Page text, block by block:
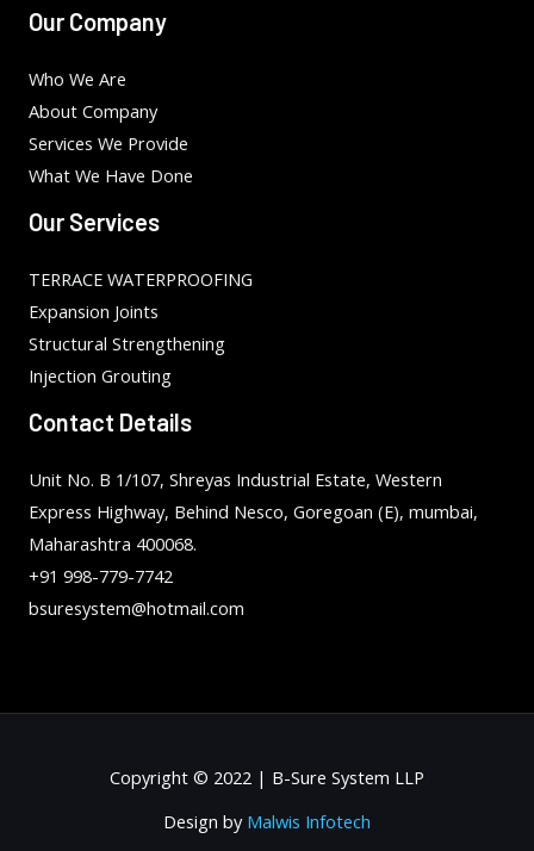
Our Company
Who We Are
About Company
Services We Provide
What We Have Done
Our Services
TERRACE WATERPROOFING
Expansion Joints
Structural Strengthening
Injection Grouting
Contact Details
Unit No. B 1/107, Shreyas Industrial Estate, Western
Express Highway, Behind Nesco, Goregoan (E), mumbai,
Maharashtra 400068.
+91 998-779-7742
bsuresystem@hotmail.com
Copyright © 2022 | B-Sure System LLP
Design by Malwis Infotech